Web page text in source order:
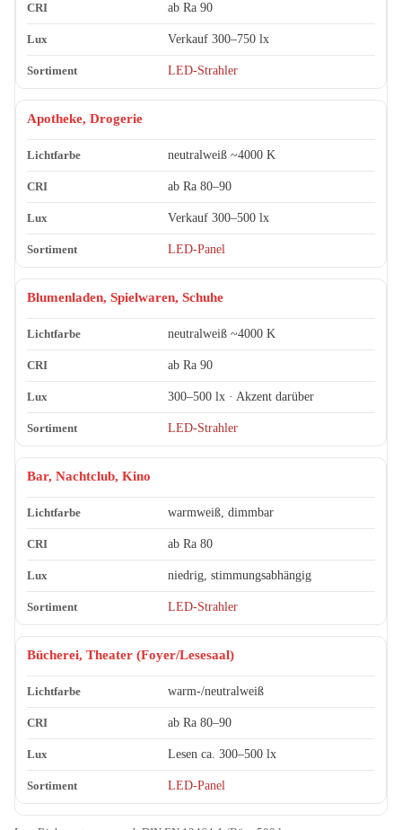
ab Ra 90
Verkauf 300–750 lx
LED-Strahler
Apotheke, Drogerie
neutralweiß ~4000 K
ab Ra 80–90
Verkauf 300–500 lx
LED-Panel
Blumenladen, Spielwaren, Schuhe
neutralweiß ~4000 K
ab Ra 90
300–500 lx · Akzent darüber
LED-Strahler
Bar, Nachtclub, Kino
warmweiß, dimmbar
ab Ra 80
niedrig, stimmungsabhängig
LED-Strahler
Bücherei, Theater (Foyer/Lesesaal)
warm-/neutralweiß
ab Ra 80–90
Lesen ca. 300–500 lx
LED-Panel